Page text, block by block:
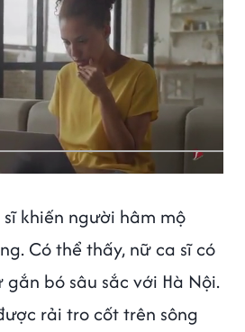
khiến người hâm mộ
Có thể thấy, nữ ca sĩ có
bó sâu sắc với Hà Nội.
rải tro cốt trên sông